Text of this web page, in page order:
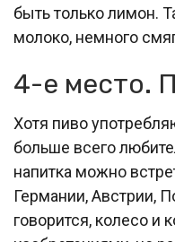
быть только лимон.
молоко, немного
4-е место.
Хотя пиво
больше всего
напитка можно
Германии, Австрии,
говорится, колесо